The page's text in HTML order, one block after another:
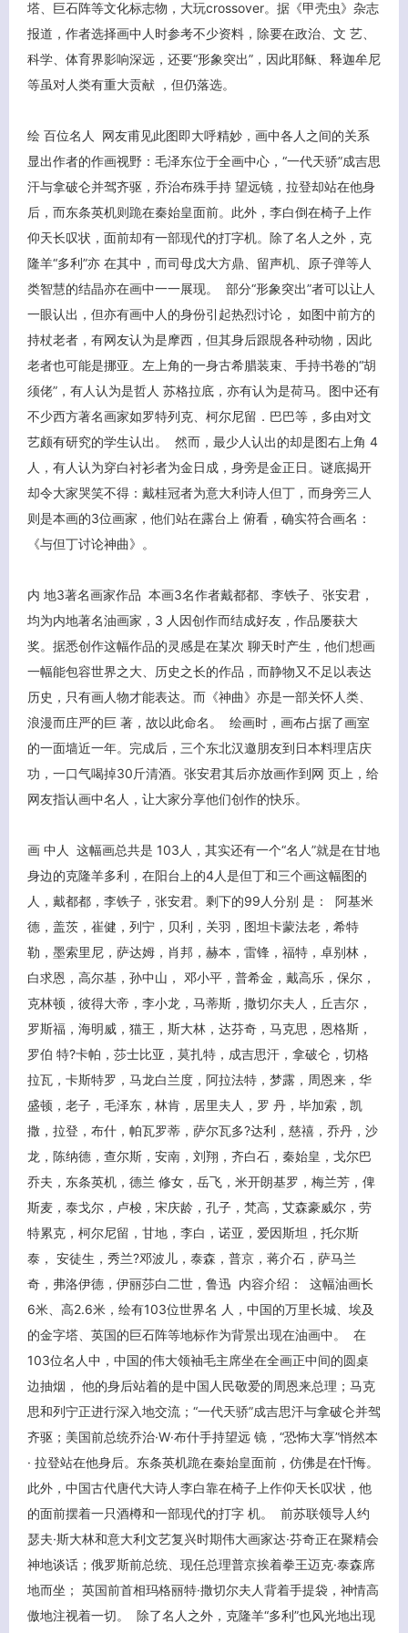
塔、巨石阵等文化标志物，大玩crossover。据《甲壳虫》杂志
报道，作者选择画中人时参考不少资料，除要在政治、文 艺、
科学、体育界影响深远，还要“形象突出”，因此耶稣、释迦牟尼
等虽对人类有重大贡献 ，但仍落选。
绘 百位名人 网友甫见此图即大呼精妙，画中各人之间的关系
显出作者的作画视野：毛泽东位于全画中心，“一代天骄”成吉思
汗与拿破仑并驾齐驱，乔治布殊手持 望远镜，拉登却站在他身
后，而东条英机则跪在秦始皇面前。此外，李白倒在椅子上作
仰天长叹状，面前却有一部现代的打字机。除了名人之外，克
隆羊“多利”亦 在其中，而司母戊大方鼎、留声机、原子弹等人
类智慧的结晶亦在画中一一展现。 部分“形象突出”者可以让人
一眼认出，但亦有画中人的身份引起热烈讨论， 如图中前方的
持杖老者，有网友认为是摩西，但其身后跟覑各种动物，因此
老者也可能是挪亚。左上角的一身古希腊装束、手持书卷的“胡
须佬”，有人认为是哲人 苏格拉底，亦有认为是荷马。图中还有
不少西方著名画家如罗特列克、柯尔尼留．巴巴等，多由对文
艺颇有研究的学生认出。 然而，最少人认出的却是图右上角 4
人，有人认为穿白衬衫者为金日成，身旁是金正日。谜底揭开
却令大家哭笑不得：戴桂冠者为意大利诗人但丁，而身旁三人
则是本画的3位画家，他们站在露台上 俯看，确实符合画名：
《与但丁讨论神曲》。
内 地3著名画家作品 本画3名作者戴都都、李铁子、张安君，
均为内地著名油画家，3 人因创作而结成好友，作品屡获大
奖。据悉创作这幅作品的灵感是在某次 聊天时产生，他们想画
一幅能包容世界之大、历史之长的作品，而静物又不足以表达
历史，只有画人物才能表达。而《神曲》亦是一部关怀人类、
浪漫而庄严的巨 著，故以此命名。 绘画时，画布占据了画室
的一面墙近一年。完成后，三个东北汉邀朋友到日本料理店庆
功，一口气喝掉30斤清酒。张安君其后亦放画作到网 页上，给
网友指认画中名人，让大家分享他们创作的快乐。
画 中人 这幅画总共是 103人，其实还有一个“名人”就是在甘地
身边的克隆羊多利，在阳台上的4人是但丁和三个画这幅图的
人，戴都都，李铁子，张安君。剩下的99人分别 是： 阿基米
德，盖茨，崔健，列宁，贝利，关羽，图坦卡蒙法老，希特
勒，墨索里尼，萨达姆，肖邦，赫本，雷锋，福特，卓别林，
白求恩，高尔基，孙中山， 邓小平，普希金，戴高乐，保尔，
克林顿，彼得大帝，李小龙，马蒂斯，撒切尔夫人，丘吉尔，
罗斯福，海明威，猫王，斯大林，达芬奇，马克思，恩格斯，
罗伯 特?卡帕，莎士比亚，莫扎特，成吉思汗，拿破仑，切格
拉瓦，卡斯特罗，马龙白兰度，阿拉法特，梦露，周恩来，华
盛顿，老子，毛泽东，林肯，居里夫人，罗 丹，毕加索，凯
撒，拉登，布什，帕瓦罗蒂，萨尔瓦多?达利，慈禧，乔丹，沙
龙，陈纳德，查尔斯，安南，刘翔，齐白石，秦始皇，戈尔巴
乔夫，东条英机，德兰 修女，岳飞，米开朗基罗，梅兰芳，俾
斯麦，泰戈尔，卢梭，宋庆龄，孔子，梵高，艾森豪威尔，劳
特累克，柯尔尼留，甘地，李白，诺亚，爱因斯坦，托尔斯
泰， 安徒生，秀兰?邓波儿，泰森，普京，蒋介石，萨马兰
奇，弗洛伊德，伊丽莎白二世，鲁迅 内容介绍： 这幅油画长
6米、高2.6米，绘有103位世界名 人，中国的万里长城、埃及
的金字塔、英国的巨石阵等地标作为背景出现在油画中。 在
103位名人中，中国的伟大领袖毛主席坐在全画正中间的圆桌
边抽烟， 他的身后站着的是中国人民敬爱的周恩来总理；马克
思和列宁正进行深入地交流；“一代天骄”成吉思汗与拿破仑并驾
齐驱；美国前总统乔治·W·布什手持望远 镜，“恐怖大享”悄然本
· 拉登站在他身后。东条英机跪在秦始皇面前，仿佛是在忏悔。
此外，中国古代唐代大诗人李白靠在椅子上作仰天长叹状，他
的面前摆着一只酒樽和一部现代的打字 机。 前苏联领导人约
瑟夫·斯大林和意大利文艺复兴时期伟大画家达·芬奇正在聚精会
神地谈话；俄罗斯前总统、现任总理普京挨着拳王迈克·泰森席
地而坐； 英国前首相玛格丽特·撒切尔夫人背着手提袋，神情高
傲地注视着一切。 除了名人之外，克隆羊“多利”也风光地出现
客服小美
关闭弹窗